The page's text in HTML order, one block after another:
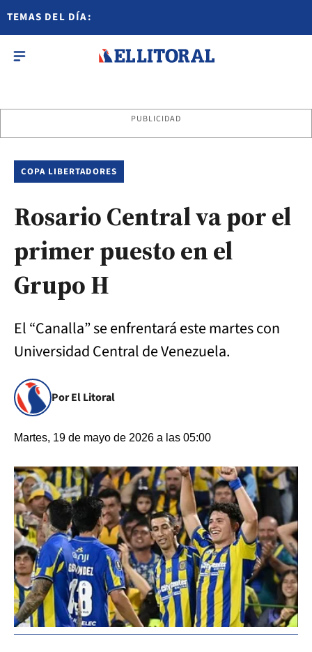
TEMAS DEL DÍA:
PUBLICIDAD
COPA LIBERTADORES
Rosario Central va por el
primer puesto en el
Grupo H
El “Canalla” se enfrentará este martes con
Universidad Central de Venezuela.
Por El Litoral
Martes, 19 de mayo de 2026 a las 05:00